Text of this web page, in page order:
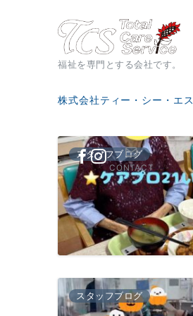
福祉を専門とする会社です。
CONTACT
株式会社ティー・シー・エス
スタッフブログ
スタッフブログ